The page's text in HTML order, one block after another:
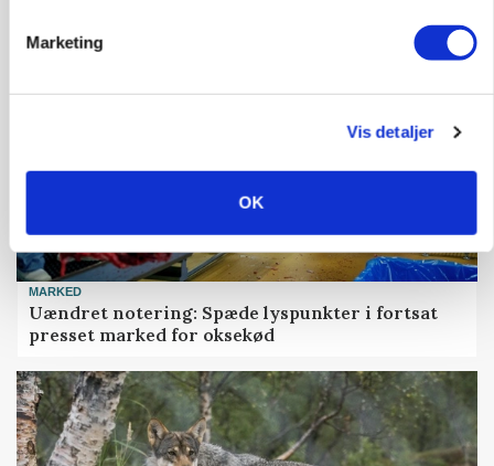
Marketing
Vis detaljer
OK
MARKED
Uændret notering: Spæde lyspunkter i fortsat
presset marked for oksekød